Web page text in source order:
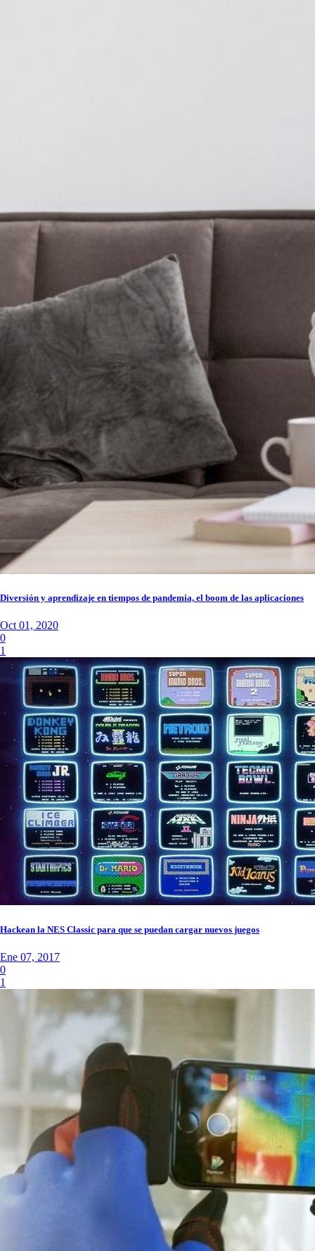
Diversión y aprendizaje en tiempos de pandemia, el boom de las aplicaciones
Oct 01, 2020
0
1
Hackean la NES Classic para que se puedan cargar nuevos juegos
Ene 07, 2017
0
1